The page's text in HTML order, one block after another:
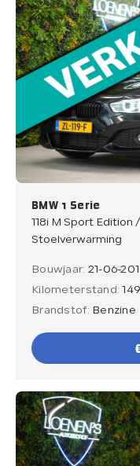
BMW 1 Serie
118i M Sport
Stoelverwarming
Bouwjaar: 21-06-
Kilometerstand:
Brandstof: Benzine